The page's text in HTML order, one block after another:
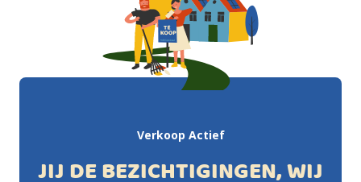
Verkoop Actief
JIJ DE BEZICHTIGINGEN, WIJ